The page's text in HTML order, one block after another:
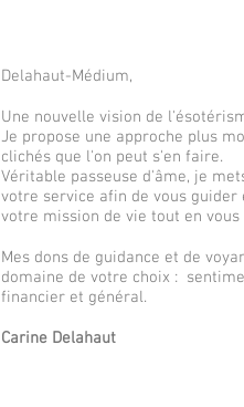
Delahaut-Médium,
Une nouvelle vision de
Je propose une approche plus
clichés que l'on peut s'en faire.
Véritable passeuse d'âme, je
votre service afin de vous
votre mission de vie tout en
Mes dons de guidance et de
domaine de votre choix :
financier et général.
Carine Delahaut